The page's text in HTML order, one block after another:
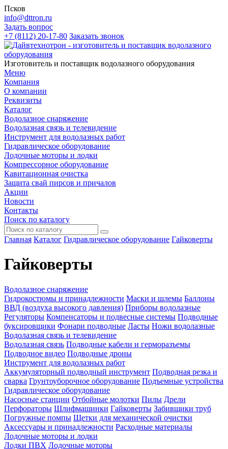
Псков
info@dttron.ru
Задать вопрос
+7 (8112) 20-17-80 Заказать звонок
Изготовитель и поставщик водолазного оборудования
Меню
Компания
О компании
Реквизиты
Каталог
Водолазное снаряжение
Водолазная связь и телевидение
Инструмент для водолазных работ
Гидравлическое оборудование
Лодочные моторы и лодки
Компрессорное оборудование
Кавитационная очистка
Защита свай пирсов и причалов
Акции
Новости
Контакты
Поиск по каталогу
Главная Каталог Гидравлическое оборудование Гайковерты
Гайковерты
Водолазное снаряжение
Гидрокостюмы и принадлежности Маски и шлемы Баллоны
ВВД (воздуха высокого давления) Приборы водолазные
Регуляторы Компенсаторы и подвесные системы Подводные
буксировщики Фонари подводные Ласты Ножи водолазные
Водолазная связь и телевидение
Водолазная связь Подводные кабели и герморазъемы
Подводное видео Подводные дроны
Инструмент для водолазных работ
Аккумуляторный подводный инструмент Подводная резка и
сварка Грунтоуборочное оборудование Подъемные устройства
Гидравлическое оборудование
Насосные станции Отбойные молотки Пилы Дрели
Перфораторы Шлифмашинки Гайковерты Забивщики труб
Погружные помпы Щетки для механической очистки
Аксессуары и принадлежности Расходные материалы
Лодочные моторы и лодки
Лодки ПВХ Лодочные моторы